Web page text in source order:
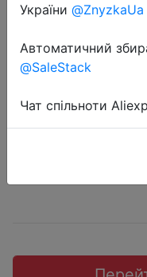
шуруповерт
України @ZnyzkaUa
Автоматичний
@SaleStack
Чат спільноти